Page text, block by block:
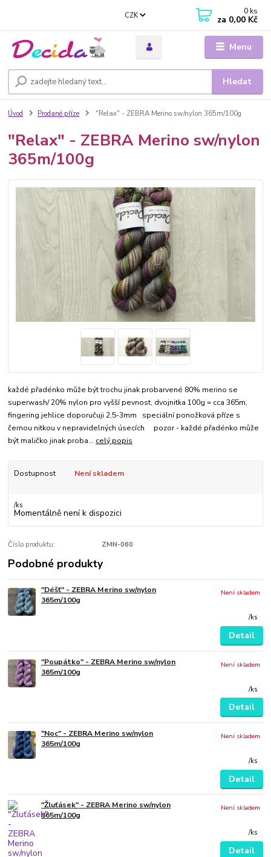
Menu
CZK
Hledat
0 ks
za 0,00 Kč
Úvod Prodané příze "Relax" - ZEBRA Merino sw/nylon 365m/100g
"Relax" - ZEBRA Merino sw/nylon
365m/100g
každé přadénko může být trochu jinak probarvené 80% merino se
superwash/ 20% nylon pro vyšší pevnost, dvojnitka 100g = cca 365m,
fingering jehlice doporučuji 2,5-3mm speciální ponožková příze s
černou nitkou v nepravidelných úsecích pozor - každé přadénko může
být maličko jinak proba... celý popis
Dostupnost Není skladem
/ks
Momentálně není k dispozici
Číslo produktu: ZMN-060
Podobné produkty
"Déšť" - ZEBRA Merino sw/nylon
365m/100g
/ks
Není skladem
Detail
"Poupátko" - ZEBRA Merino sw/nylon
365m/100g
/ks
Není skladem
Detail
"Noc" - ZEBRA Merino sw/nylon
365m/100g
/ks
Není skladem
Detail
"Žluťásek" - ZEBRA Merino sw/nylon
365m/100g
/ks
Není skladem
Detail